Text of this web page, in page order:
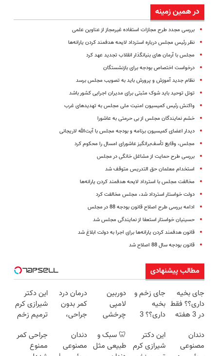
در همین زمینه
بررسی مجدد طرح مجازات استفاده غیرمجاز از عناوین علمی
نظر رئیس مجلس درباره استرداد لایحه هدفمند کردن یارانه‌ها
مجلس با آرمان های بنیانگذار انقلاب تجدید عهد کرد
درخواست اختصاص بودجه برای بازنشستگان
نظام جدید آموزش و پرورش باید به تصویب مجلس برسد
تونل توحید باید شوک مثبتی برای مدیران اجرایی کشور باشد
واکنش رئیس کمیسیون امنیت ملی مجلس به تهدیدهای غرب
خشم نمایندگان مجلس از بی حرمتی به عاشورا
دیدار اعضای کمیسیون برنامه و بودجه مجلس با آیت‌الله لاریجانی
مجلس، وقایع تأسف‌برانگیز عاشورای امسال را محکوم کرد
بررسی طرح حمایت از مشاغل خانگی در مجلس
استخدام معلمان حق التدریس متوقف شد
مخالفت مجلس با استرداد لایحه هدفمند کردن یارانه‌ها
دولت خواستار استرداد شد، مجلس مخالفت کرد
ادامه بررسی طرح اصلاح قانون بودجه 88 در مجلس
حسینیان خواستار استعفا از نمایندگی مجلس شد
قانون هدفمند کردن یارانه‌ها برای اجرا به دولت ابلاغ شد
قانون بودجه سال 88 اصلاح شد
مطالب پیشنهادی
جای بخیه
داری؟؟ فقط
در 3 هفته
کن!😍
جای زخم و
بخیه
داری؟؟ 3
محوش کن!
دوربین
لامپی
چرخشی
فقط امروز
حراج شد🔥
درمان درد
کمر بدون
جراحی،
پرسش‌نامه
رو پر کن ▶
این دکتر
شیرازی کرم
ترمیم زخم
ساخت!!!
دندان
مصنوعی
این دکتر
شیرازی کرم
🦷 سبک و
طبیعی مثل
دندان
مصنوعی
جراحی کمر
ممنوع